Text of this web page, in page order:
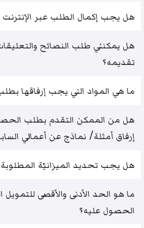
هل يجب إكمال الطلب عبر
هل يمكنني طلب النصائح
تقديمه؟
ما هي المواد التي يجب إرفاقها
هل من الممكن التقدم بطلب
إرفاق أمثلة/ نماذج عن أعمالي
هل يجب تحديد الميزانيّة
ما هو الحد الأدنى والأقصى
الحصول عليه؟